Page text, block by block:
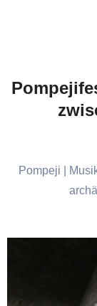
Pompeji |